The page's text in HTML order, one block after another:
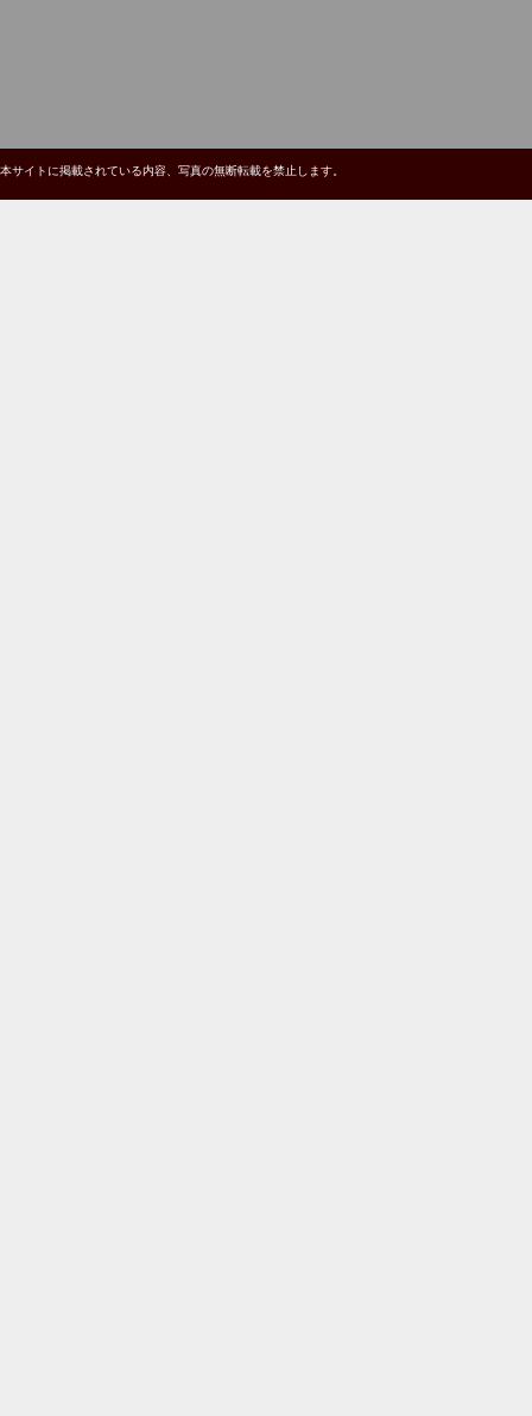
本サイトに掲載されている内容、写真の無断転載を禁止します。